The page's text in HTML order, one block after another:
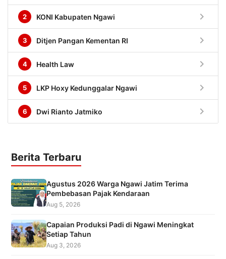
2 KONI Kabupaten Ngawi chevron_right
3 Ditjen Pangan Kementan RI chevron_right
4 Health Law chevron_right
5 LKP Hoxy Kedunggalar Ngawi chevron_right
6 Dwi Rianto Jatmiko chevron_right
Berita Terbaru
Agustus 2026 Warga Ngawi Jatim Terima
Pembebasan Pajak Kendaraan
Aug 5, 2026
Capaian Produksi Padi di Ngawi Meningkat
Setiap Tahun
Aug 3, 2026